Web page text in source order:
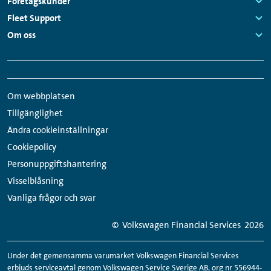
Links:
Fleet Support
Links:
Om oss
sidfot
Om webbplatsen
Tillgänglighet
Ändra cookieinställningar
Cookiepolicy
Personuppgiftshantering
Visselblåsning
Vanliga frågor och svar
medier-
länkar
© Volkswagen Financial Services 2026
Under det gemensamma varumärket Volkswagen Financial Services
erbjuds serviceavtal genom Volkswagen Service Sverige AB, org nr 556944-